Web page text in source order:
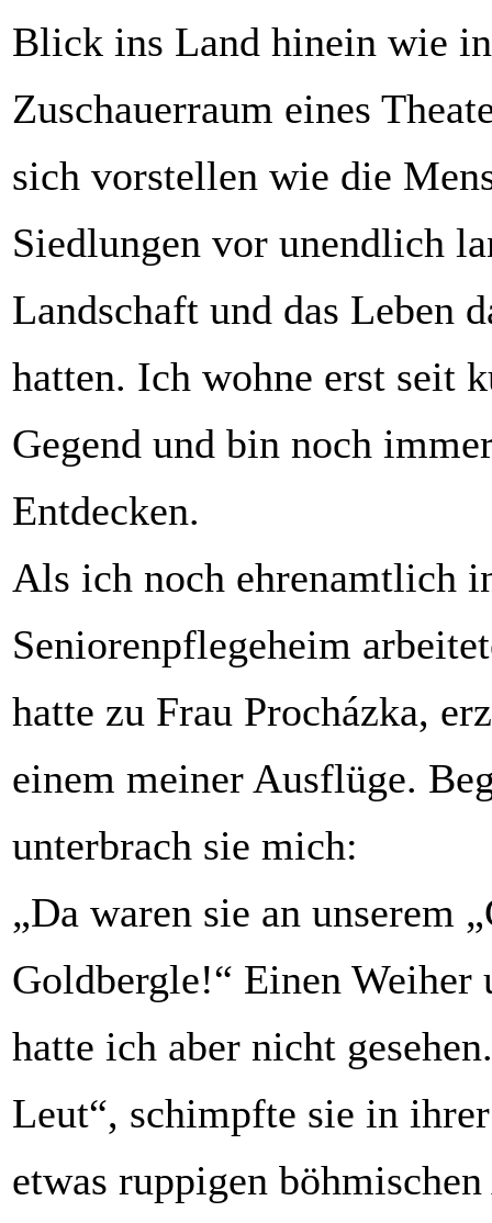
Blick ins Land hinein wie
Zuschauerraum eines
sich vorstellen wie die
Siedlungen vor unendlich
Landschaft und das Leben
hatten. Ich wohne erst seit
Gegend und bin noch
Entdecken.
Als ich noch ehrenamtlich
Seniorenpflegeheim
hatte zu Frau Procházka,
einem meiner Ausflüge.
unterbrach sie mich:
„Da waren sie an unserem
Goldbergle!“ Einen Weiher
hatte ich aber nicht
Leut“, schimpfte sie in
etwas ruppigen